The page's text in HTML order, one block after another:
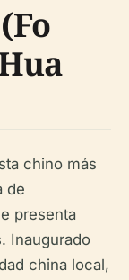
chino más
de
presenta
Inaugurado
china local,